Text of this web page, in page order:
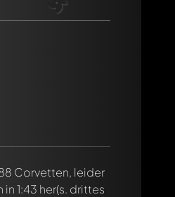
Corvetten, leider
1:43 her(s. drittes